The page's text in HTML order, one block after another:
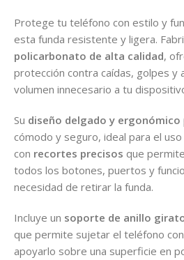
Protege tu teléfono con estilo y
esta funda resistente y ligera.
policarbonato de alta calidad,
protección contra caídas, golpes y
volumen innecesario a tu
Su diseño delgado y ergonómico
cómodo y seguro, ideal para el
con recortes precisos que
todos los botones, puertos y
necesidad de retirar la funda.
Incluye un soporte de anillo
que permite sujetar el teléfono
apoyarlo sobre una superficie en